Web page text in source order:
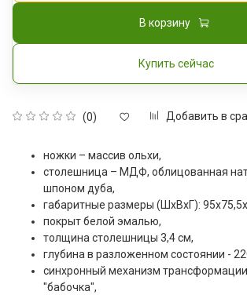
(0) Добавить в
В корзину
Купить сейчас
ножки – массив ольхи,
столешница – МДФ, облицованная
шпоном дуба,
габаритные размеры (ШxВxГ):
покрыт белой эмалью,
толщина столешницы 3,4 см,
глубина в разложенном состоянии -
синхронный механизм
"бабочка",